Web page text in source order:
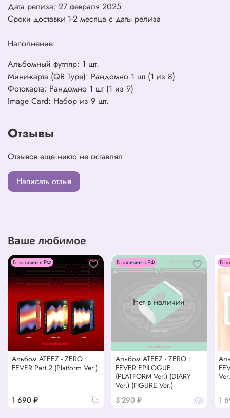
Дата релиза: 27 февраля 2025
Сроки доставки 1-2 месяца с даты релиза
Наполнение:
Альбомный футляр: 1 шт.
Мини-карта (QR Type): Рандомно 1 шт (1 из 8)
Фотокарта: Рандомно 1 шт (1 из 9)
Image Card: Набор из 9 шт.
Отзывы
Отзывов еще никто не оставлял
Написать отзыв
Ваше любимое
В наличии в РФ
Альбом ATEEZ - ZERO :
FEVER Part.2 (Platform Ver.)
1 690 ₽
Нет в наличии
В наличии в РФ
Альбом ATEEZ - ZERO :
FEVER EPILOGUE
(PLATFORM Ver.) (DIARY
Ver.) (FIGURE Ver.)
3 290 ₽
В
1